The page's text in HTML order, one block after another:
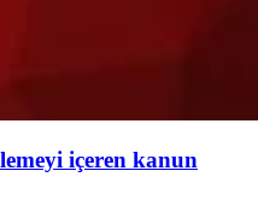
içeren kanun